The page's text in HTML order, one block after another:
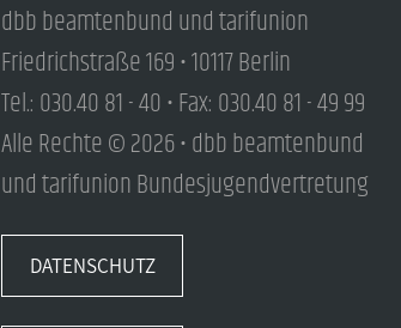
dbb beamtenbund und tarifunion
Friedrichstraße 169 • 10117 Berlin
Tel.: 030.40 81 - 40 • Fax: 030.40 81 - 49 99
Alle Rechte © 2026 • dbb beamtenbund
und tarifunion Bundesjugendvertretung
DATENSCHUTZ